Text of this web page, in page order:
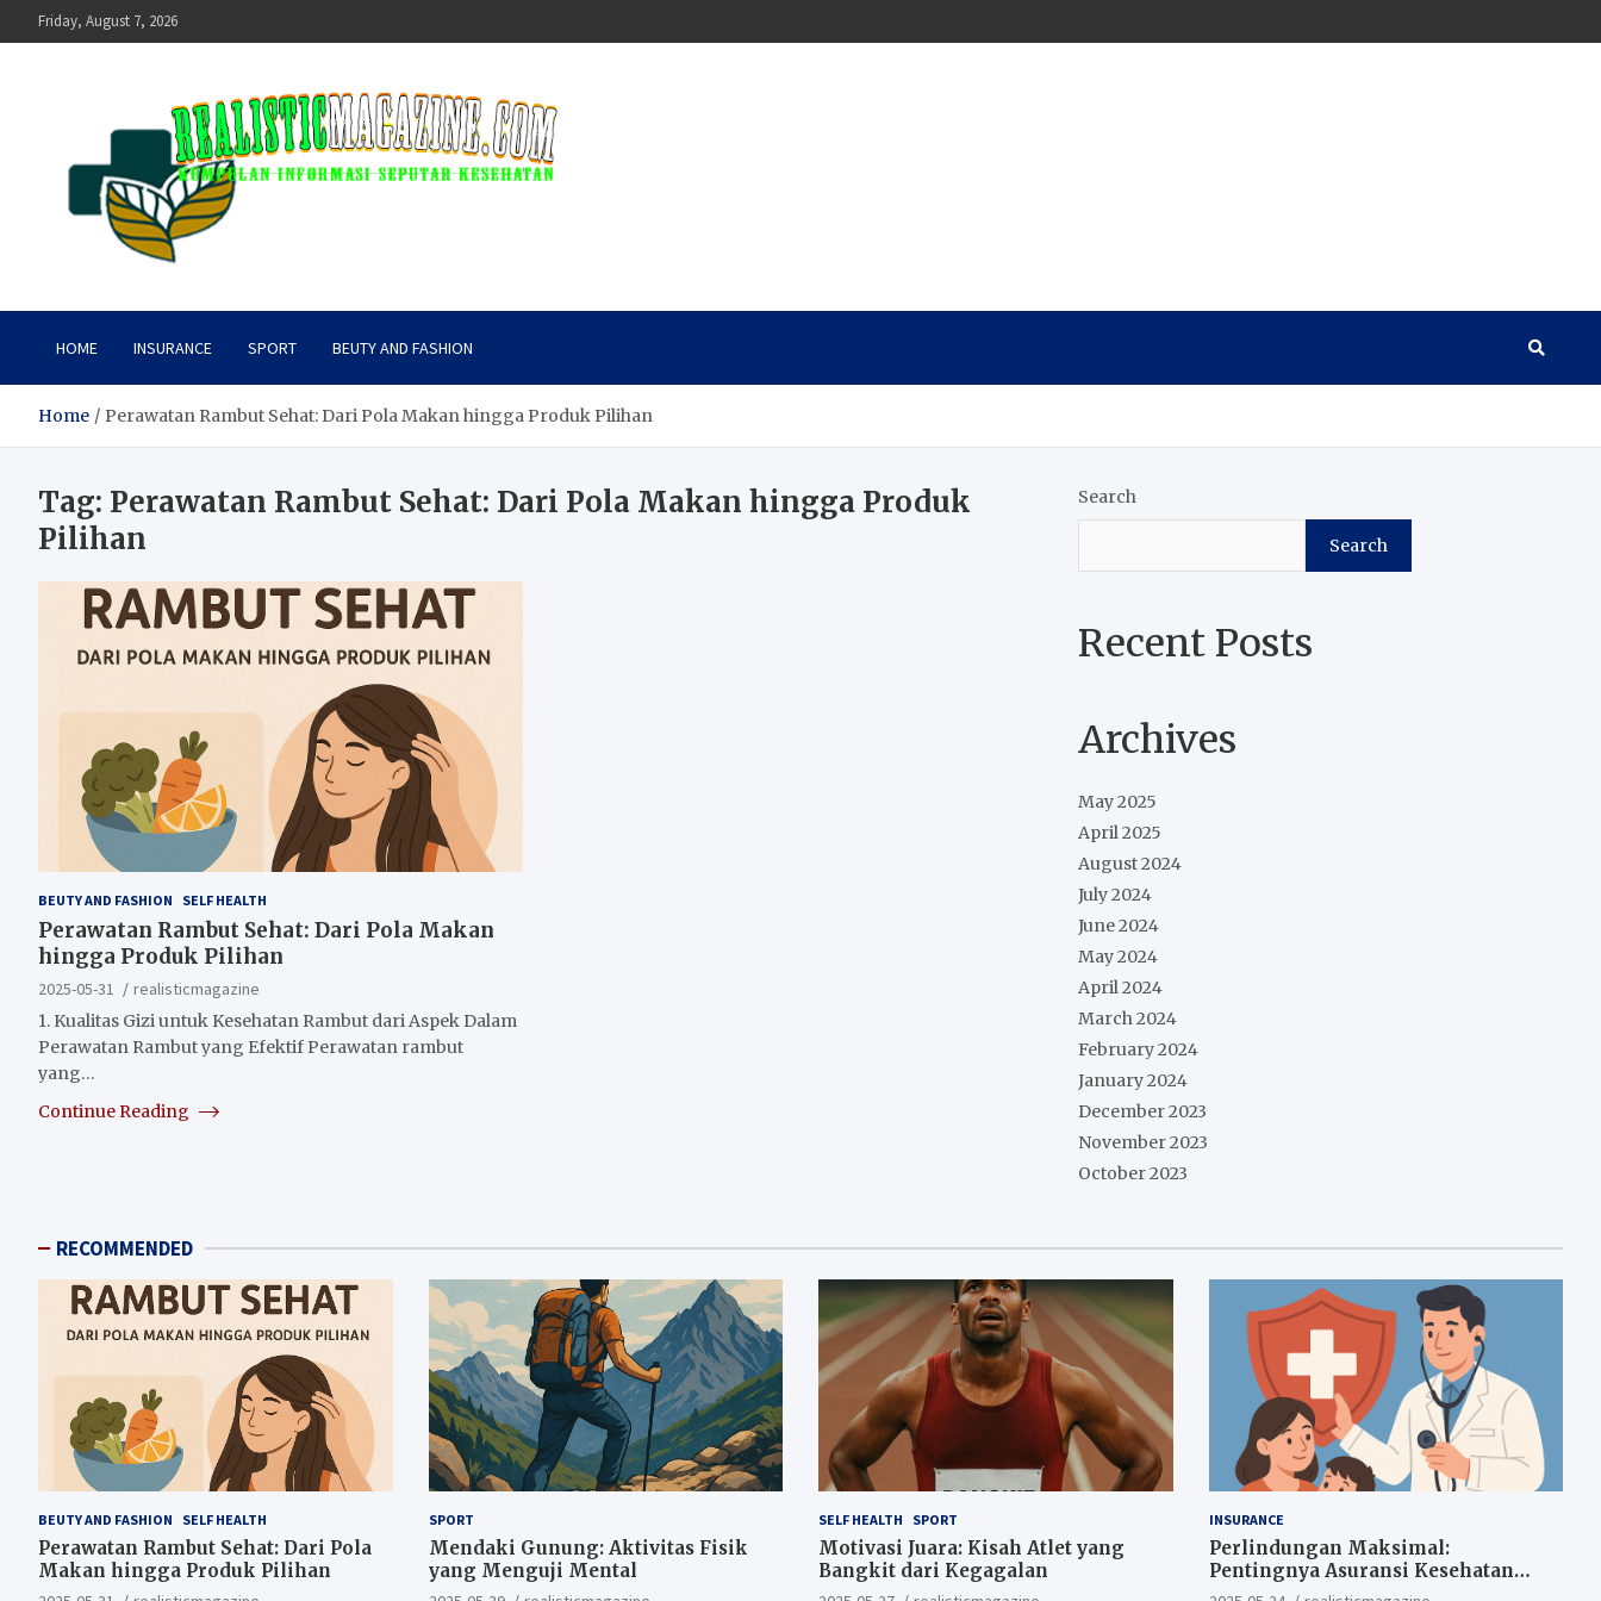
to
Friday, August 7, 2026
realisticmagazine
HOME INSURANCE SPORT BEUTY AND FASHION
Home Perawatan Rambut Sehat: Dari Pola Makan hingga Produk Pilihan
Tag: Perawatan Rambut Sehat: Dari Pola Makan hingga Produk
Pilihan
BEUTY AND FASHION SELF HEALTH
Perawatan Rambut Sehat: Dari Pola Makan
hingga Produk Pilihan
2025-05-31
realisticmagazine
1. Kualitas Gizi untuk Kesehatan Rambut dari Aspek Dalam
Perawatan Rambut yang Efektif Perawatan rambut
yang…
Continue Reading
Search
Search
Recent Posts
Archives
May 2025
April 2025
August 2024
July 2024
June 2024
May 2024
April 2024
March 2024
February 2024
January 2024
December 2023
November 2023
October 2023
RECOMMENDED
BEUTY AND FASHION SELF HEALTH
Perawatan Rambut Sehat: Dari Pola
Makan hingga Produk Pilihan
SPORT
Mendaki Gunung: Aktivitas Fisik
yang Menguji Mental
SELF HEALTH SPORT
Motivasi Juara: Kisah Atlet yang
Bangkit dari Kegagalan
INSURANCE
Perlindungan Maksimal:
Pentingnya Asuransi Kesehatan
Sejak Dini